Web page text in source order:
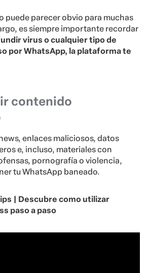
puede parecer obvio para muchas
es siempre importante recordar
virus o cualquier tipo de
por WhatsApp, la plataforma te
contenido
enlaces maliciosos, datos
e, incluso, materiales con
pornografía o violencia,
tu WhatsApp baneado.
| Descubre como utilizar
paso a paso